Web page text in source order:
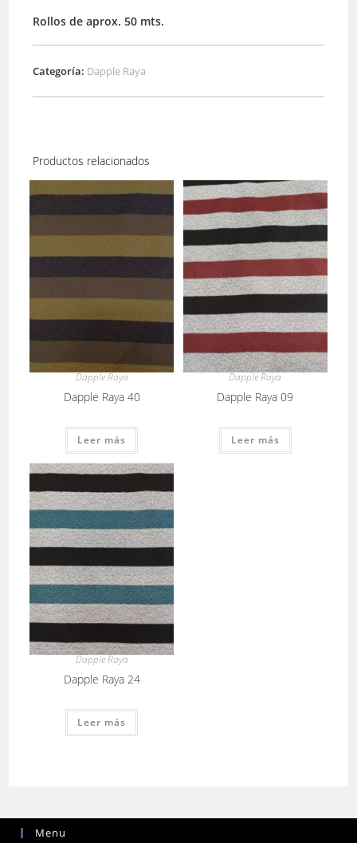
Rollos de aprox. 50 mts.
Categoría: Dapple Raya
Productos relacionados
Dapple Raya
Dapple Raya 40
Leer más
Dapple Raya
Dapple Raya 09
Leer más
Dapple Raya
Dapple Raya 24
Leer más
Menu